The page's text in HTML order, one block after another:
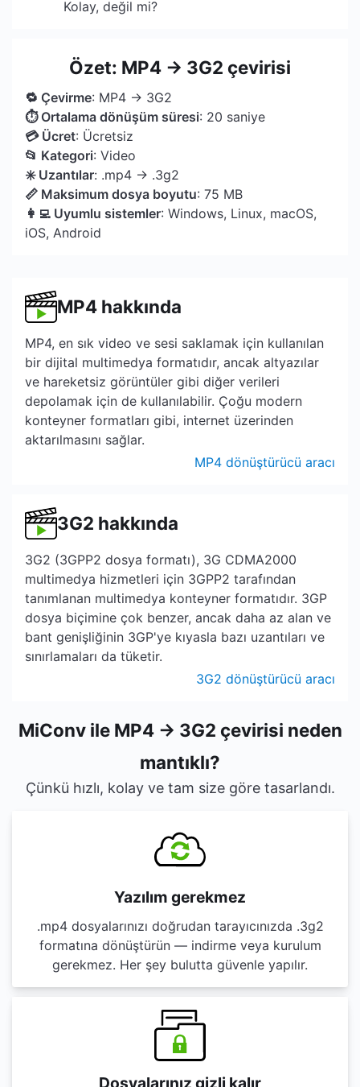
Kolay, değil mi?
Özet: MP4 → 3G2 çevirisi
🔁 Çevirme: MP4 → 3G2
⏱ Ortalama dönüşüm süresi: 20 saniye
💳 Ücret: Ücretsiz
📂 Kategori: Video
✳️ Uzantılar: .mp4 → .3g2
📏 Maksimum dosya boyutu: 75 MB
👩‍💻 Uyumlu sistemler: Windows, Linux, macOS,
iOS, Android
MP4 hakkında
MP4, en sık video ve sesi saklamak için kullanılan
bir dijital multimedya formatıdır, ancak altyazılar
ve hareketsiz görüntüler gibi diğer verileri
depolamak için de kullanılabilir. Çoğu modern
konteyner formatları gibi, internet üzerinden
aktarılmasını sağlar.
MP4 dönüştürücü aracı
3G2 hakkında
3G2 (3GPP2 dosya formatı), 3G CDMA2000
multimedya hizmetleri için 3GPP2 tarafından
tanımlanan multimedya konteyner formatıdır. 3GP
dosya biçimine çok benzer, ancak daha az alan ve
bant genişliğinin 3GP'ye kıyasla bazı uzantıları ve
sınırlamaları da tüketir.
3G2 dönüştürücü aracı
MiConv ile MP4 → 3G2 çevirisi neden
mantıklı?
Çünkü hızlı, kolay ve tam size göre tasarlandı.
Yazılım gerekmez
.mp4 dosyalarınızı doğrudan tarayıcınızda .3g2
formatına dönüştürün — indirme veya kurulum
gerekmez. Her şey bulutta güvenle yapılır.
Dosyalarınız gizli kalır